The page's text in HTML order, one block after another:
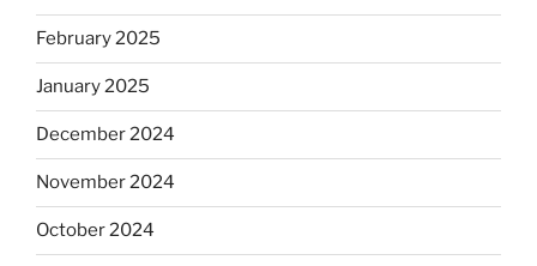
February 2025
January 2025
December 2024
November 2024
October 2024